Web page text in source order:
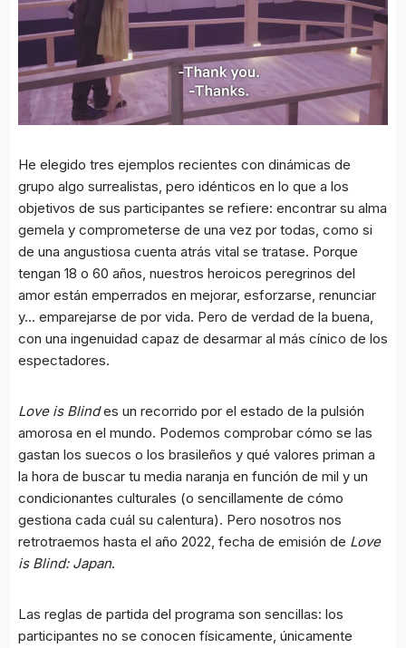
He elegido tres ejemplos recientes con dinámicas de
grupo algo surrealistas, pero idénticos en lo que a los
objetivos de sus participantes se refiere: encontrar su alma
gemela y comprometerse de una vez por todas, como si
de una angustiosa cuenta atrás vital se tratase. Porque
tengan 18 o 60 años, nuestros heroicos peregrinos del
amor están emperrados en mejorar, esforzarse, renunciar
y… emparejarse de por vida. Pero de verdad de la buena,
con una ingenuidad capaz de desarmar al más cínico de los
espectadores.
Love is Blindes un recorrido por el estado de la pulsión
amorosa en el mundo. Podemos comprobar cómo se las
gastan los suecos o los brasileños y qué valores priman a
la hora de buscar tu media naranja en función de mil y un
condicionantes culturales (o sencillamente de cómo
gestiona cada cuál su calentura). Pero nosotros nos
retrotraemos hasta el año 2022, fecha de emisión de Love
is Blind: Japan.
Las reglas de partida del programa son sencillas: los
participantes no se conocen físicamente, únicamente